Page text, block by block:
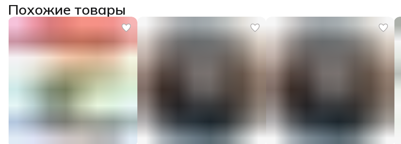
Похожие товары